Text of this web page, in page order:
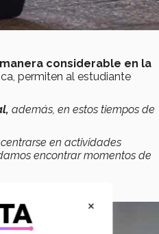
considerable en la
permiten al estudiante
además, en estos tiempos de
en actividades
encontrar momentos de
×